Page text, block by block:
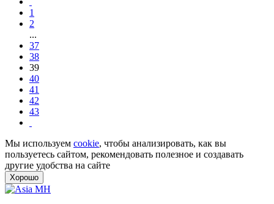
1
2
...
37
38
39
40
41
42
43
Мы используем cookie, чтобы анализировать, как вы
пользуетесь сайтом, рекомендовать полезное и создавать
другие удобства на сайте
Хорошо